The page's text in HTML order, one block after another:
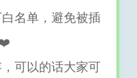
名单，避免被插
可以的话大家可